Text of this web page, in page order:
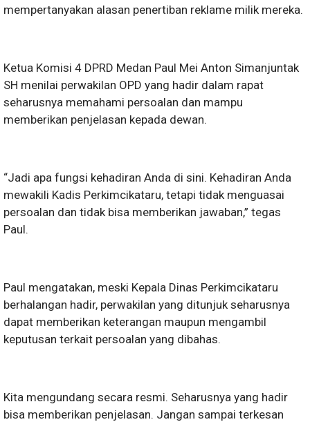
mempertanyakan alasan penertiban reklame milik mereka.
Ketua Komisi 4 DPRD Medan Paul Mei Anton Simanjuntak
SH menilai perwakilan OPD yang hadir dalam rapat
seharusnya memahami persoalan dan mampu
memberikan penjelasan kepada dewan.
“Jadi apa fungsi kehadiran Anda di sini. Kehadiran Anda
mewakili Kadis Perkimcikataru, tetapi tidak menguasai
persoalan dan tidak bisa memberikan jawaban,” tegas
Paul.
Paul mengatakan, meski Kepala Dinas Perkimcikataru
berhalangan hadir, perwakilan yang ditunjuk seharusnya
dapat memberikan keterangan maupun mengambil
keputusan terkait persoalan yang dibahas.
Kita mengundang secara resmi. Seharusnya yang hadir
bisa memberikan penjelasan. Jangan sampai terkesan